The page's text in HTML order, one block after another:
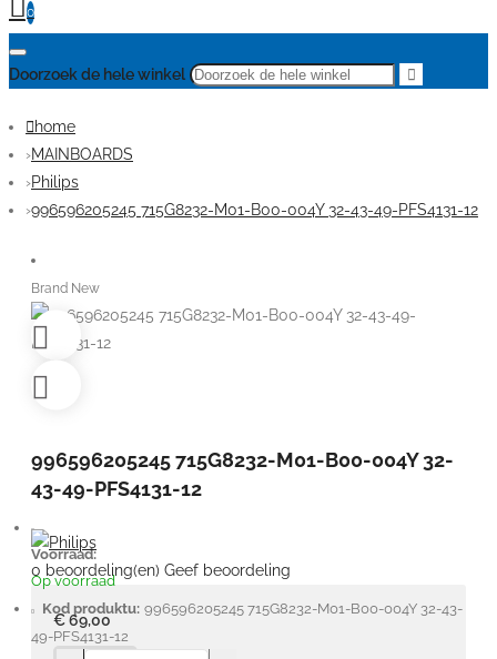
0
Doorzoek de hele winkel
home
MAINBOARDS
Philips
996596205245 715G8232-M01-B00-004Y 32-43-49-PFS4131-12
Brand New
996596205245 715G8232-M01-B00-004Y 32-
43-49-PFS4131-12
Voorraad:
Op voorraad
Kod produktu: 996596205245 715G8232-M01-B00-004Y 32-43-
49-PFS4131-12
0 beoordeling(en) Geef beoordeling
€ 69,00